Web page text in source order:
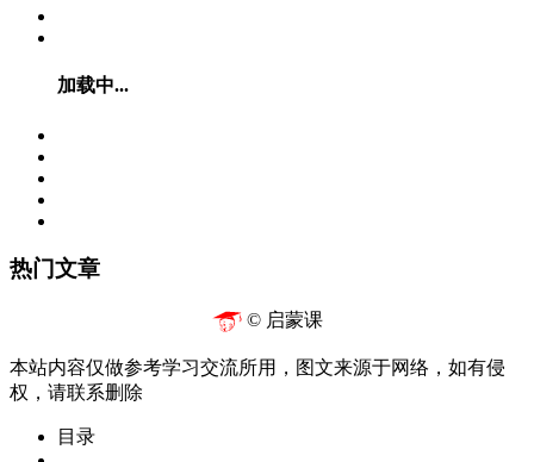
加载中...
热门文章
© 启蒙课
本站内容仅做参考学习交流所用，图文来源于网络，如有侵
权，请联系删除
目录